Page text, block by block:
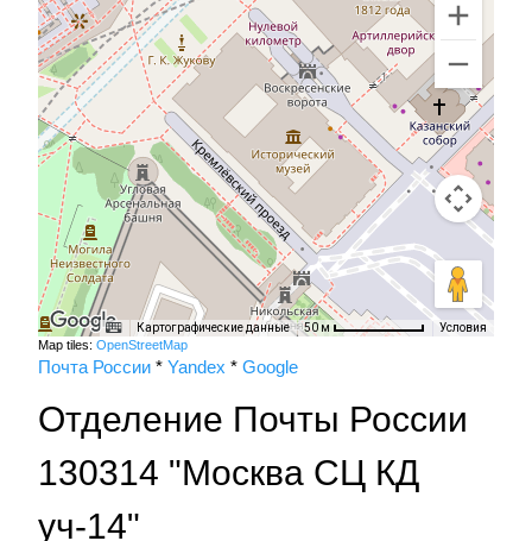
Картографические данные 50 м Условия
Map tiles: OpenStreetMap
Почта России * Yandex * Google
Отделение Почты России
130314 "Москва СЦ КД
уч-14"